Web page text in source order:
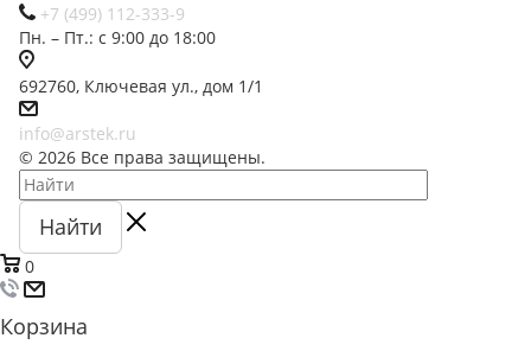
+7 (499) 112-333-9
Пн. – Пт.: с 9:00 до 18:00
692760, Ключевая ул., дом 1/1
info@arstek.ru
© 2026 Все права защищены.
Найти
0
Корзина